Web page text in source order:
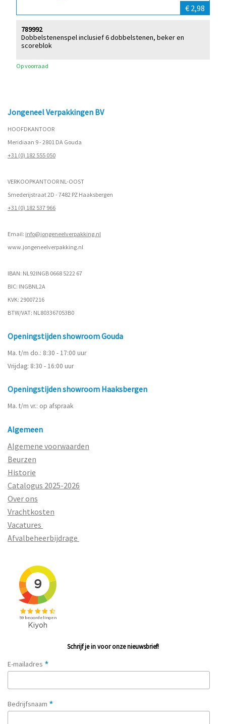
€ 2,98
Dobbelstenenspel inclusief 6 dobbelstenen, beker en
scoreblok
789992
Op voorraad
Jongeneel Verpakkingen BV
HOOFDKANTOOR
Meridiaan 9 - 2801 DA Gouda
+31 (0) 182 555 050
VERKOOPKANTOOR NL-OOST
Smederijstraat 2D - 7482 PZ Haaksbergen
+31 (0) 182 537 966
Email: info@jongeneelverpakking.nl
www.jongeneelverpakking.nl
IBAN: NL92INGB 0668 5222 67
BIC: INGBNL2A
KVK: 29007216
BTW/VAT: NL803367053B0
Openingstijden showroom Gouda
Ma. t/m do.: 8:30 - 17:00 uur
Vrijdag: 8:30 - 16:00 uur
Openingstijden showroom Haaksbergen
Ma. t/m vr.: op afspraak
Algemeen
Algemene voorwaarden
Beurzen
Historie
Catalogus 2025-2026
Over ons
Vrachtkosten
Vacatures
Afvalbeheerbijdrage
Schrijf je in voor onze nieuwsbrief!
E-mailadres *
Bedrijfsnaam *